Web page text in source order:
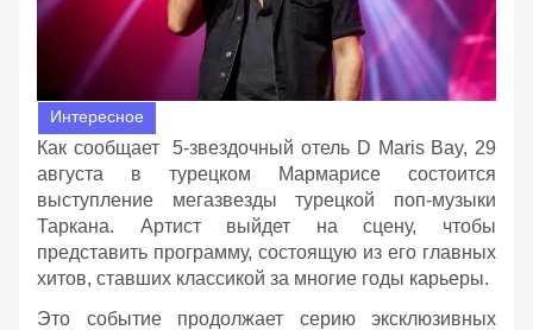
Интересное
Как сообщает 5-звездочный отель D Maris Bay, 29
августа в турецком Мармарисе состоится
выступление мегазвезды турецкой поп-музыки
Таркана. Артист выйдет на сцену, чтобы
представить программу, состоящую из его главных
хитов, ставших классикой за многие годы карьеры.
Это событие продолжает серию эксклюзивных